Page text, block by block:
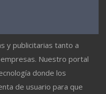
y publicitarias tanto a
Nuestro portal
donde los
de usuario para que